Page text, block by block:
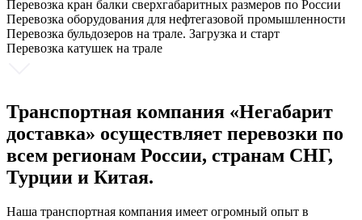
Перевозка кран балки сверхгабаритных размеров по России
Перевозка оборудования для нефтегазовой промышленности
Перевозка бульдозеров на трале. Загрузка и старт
Перевозка катушек на трале
Транспортная компания «Негабарит
доставка» осуществляет перевозки по
всем регионам России, странам СНГ,
Турции и Китая.
Наша транспортная компания имеет огромный опыт в